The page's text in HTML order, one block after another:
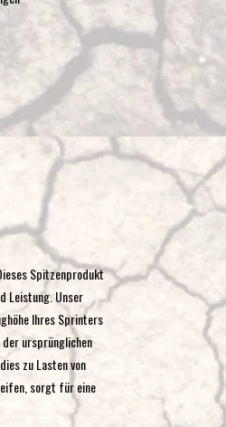
Spitzenprodukt
Leistung. Unser
Ihres Sprinters
ursprünglichen
zu Lasten von
sorgt für eine